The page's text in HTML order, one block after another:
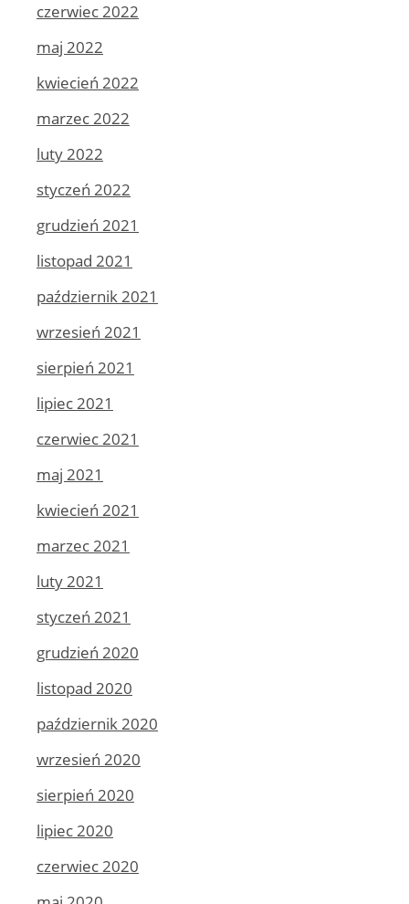
czerwiec 2022
maj 2022
kwiecień 2022
marzec 2022
luty 2022
styczeń 2022
grudzień 2021
listopad 2021
październik 2021
wrzesień 2021
sierpień 2021
lipiec 2021
czerwiec 2021
maj 2021
kwiecień 2021
marzec 2021
luty 2021
styczeń 2021
grudzień 2020
listopad 2020
październik 2020
wrzesień 2020
sierpień 2020
lipiec 2020
czerwiec 2020